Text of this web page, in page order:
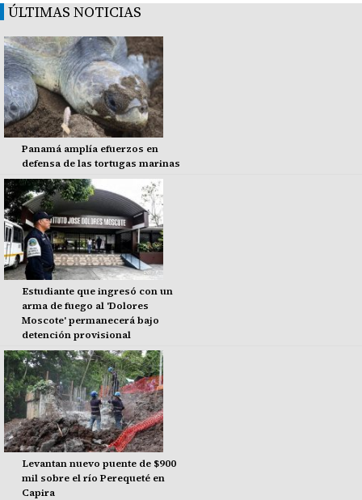
ÚLTIMAS NOTICIAS
Panamá amplía efuerzos en
defensa de las tortugas marinas
Estudiante que ingresó con un
arma de fuego al 'Dolores
Moscote' permanecerá bajo
detención provisional
Levantan nuevo puente de $900
mil sobre el río Perequeté en
Capira